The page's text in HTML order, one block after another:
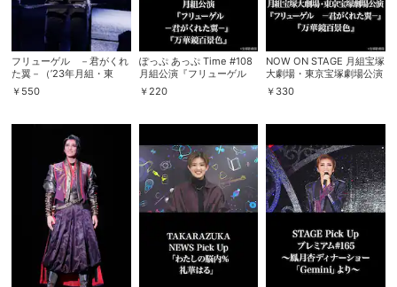
フリューゲル －君がくれ
た翼－（’23年月組・東
京・千秋楽）
￥ 550
ぽっぷ あっぷ Time #108
月組公演『フリューゲル
－君がくれた翼－』『万華
鏡百景色』
￥ 220
NOW ON STAGE 月組宝塚
大劇場・東京宝塚劇場公演
『フリューゲル －君がく
れた翼－』『万華鏡百景
￥ 330